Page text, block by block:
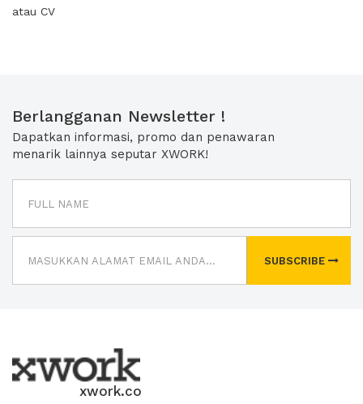
atau CV
Berlangganan Newsletter !
Dapatkan informasi, promo dan penawaran
menarik lainnya seputar XWORK!
SUBSCRIBE
xwork.co